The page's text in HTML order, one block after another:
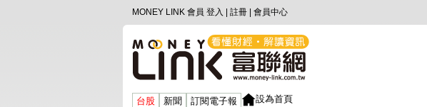
MONEY LINK 會員 登入 註冊 會員中心
台股 新聞 訂閱電子報 設為首頁